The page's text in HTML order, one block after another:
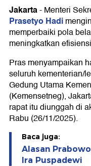
Jakarta-Menteri
Prasetyo Hadi
memperbaiki pola
meningkatkan
Pras menyampaikan
seluruh kementerian/
Gedung Utama
(Kemensetneg),
rapat itu diunggah di
Rabu (26/11/2025).
Baca juga:
Alasan
Ira Puspadewi